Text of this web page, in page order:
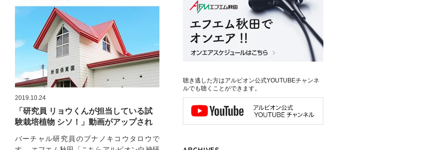
2019.10.24
「研究員 リョウくんが担当している試
験栽培植物 シソ！」動画がアップされ
バーチャル研究員のブナノキコウタロウで
聴き逃した方はアルビオン公式YOUTUBEチャンネ
ルでも聴くことができます。